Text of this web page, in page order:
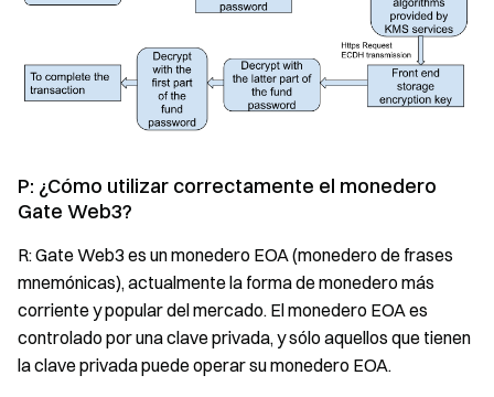
P: ¿Cómo utilizar correctamente el monedero
Gate Web3?
R: Gate Web3 es un monedero EOA (monedero de frases
mnemónicas), actualmente la forma de monedero más
corriente y popular del mercado. El monedero EOA es
controlado por una clave privada, y sólo aquellos que tienen
la clave privada puede operar su monedero EOA.